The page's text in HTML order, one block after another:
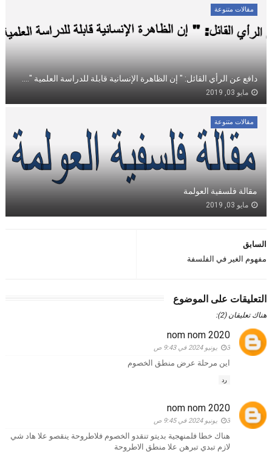
مقالات متنوعة
دافع عن الرأي القائل: " إن الظاهرة الإنسانية قابلة للدراسة العلمية "....
مايو 03, 2019
مقالات متنوعة
مقالة فلسفية العولمة
مايو 03, 2019
السابق
مفهوم الغير في الفلسفة
التعليقات على الموضوع
هناك تعليقان (2):
nom nom 2020
3 يونيو 2024 في 9:43 ص
اين مرحلة عرض منطق الخصوم
رد
nom nom 2020
3 يونيو 2024 في 9:45 ص
هناك خطا فلمنهجية بديتو تنقدو الخصوم فلاطروحة ينقصو علا هاد شي
لازم تبدي تبرهن علا منطق الاطروحة